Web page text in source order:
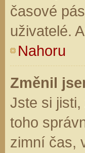
časové
uživatelé.
Nahoru
Změnil
Jste si
toho
zimní čas,